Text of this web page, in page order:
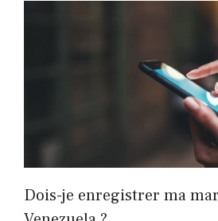
Dois-je enregistrer ma